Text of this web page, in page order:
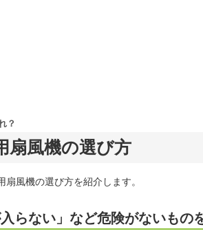
扇風機の選び方
？
扇風機の選び方を紹介します。
入らない」など危険がないもの